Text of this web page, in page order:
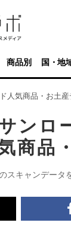
商品別 国・地
人気商品・お土産
ンロ
商品
スキャンデータ